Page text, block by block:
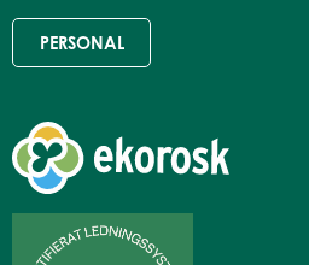
PERSONAL